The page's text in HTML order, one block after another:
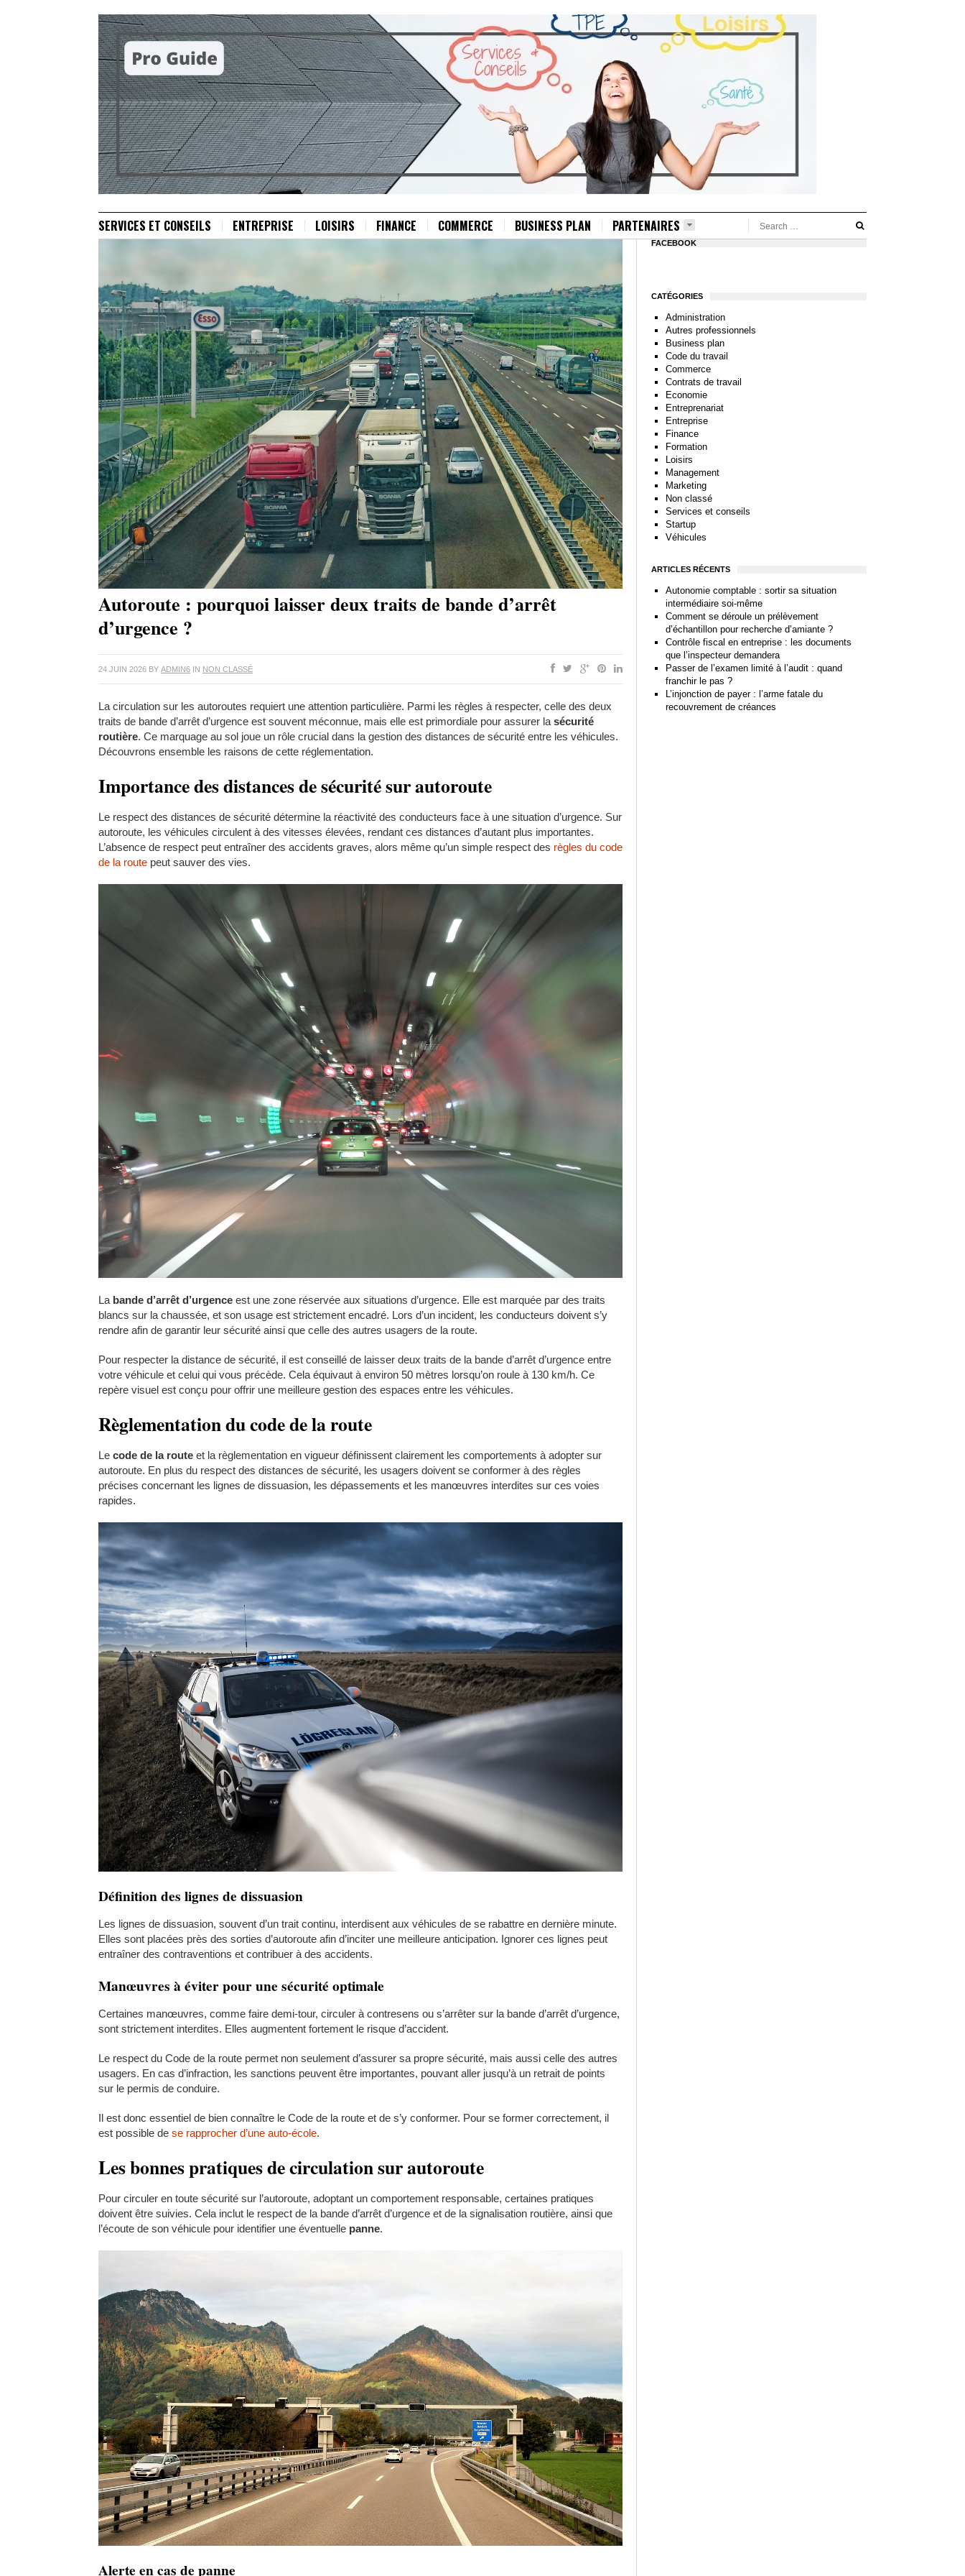
SERVICES ET CONSEILS ENTREPRISE LOISIRS FINANCE COMMERCE BUSINESS PLAN PARTENAIRES
Autoroute : pourquoi laisser deux traits de bande d’arrêt
d’urgence ?
24 JUIN 2026 BY ADMIN6 IN NON CLASSÉ
La circulation sur les autoroutes requiert une attention particulière. Parmi les règles à respecter, celle des deux
traits de bande d’arrêt d’urgence est souvent méconnue, mais elle est primordiale pour assurer lasécurité
routière. Ce marquage au sol joue un rôle crucial dans la gestion des distances de sécurité entre les véhicules.
Découvrons ensemble les raisons de cette réglementation.
Importance des distances de sécurité sur autoroute
Le respect des distances de sécurité détermine la réactivité des conducteurs face à une situation d’urgence. Sur
autoroute, les véhicules circulent à des vitesses élevées, rendant ces distances d’autant plus importantes.
L’absence de respect peut entraîner des accidents graves, alors même qu’un simple respect des règles du code
de la route peut sauver des vies.
La bande d’arrêt d’urgence est une zone réservée aux situations d’urgence. Elle est marquée par des traits
blancs sur la chaussée, et son usage est strictement encadré. Lors d’un incident, les conducteurs doivent s’y
rendre afin de garantir leur sécurité ainsi que celle des autres usagers de la route.
Pour respecter la distance de sécurité, il est conseillé de laisser deux traits de la bande d’arrêt d’urgence entre
votre véhicule et celui qui vous précède. Cela équivaut à environ 50 mètres lorsqu’on roule à 130 km/h. Ce
repère visuel est conçu pour offrir une meilleure gestion des espaces entre les véhicules.
Règlementation du code de la route
Le code de la route et la règlementation en vigueur définissent clairement les comportements à adopter sur
autoroute. En plus du respect des distances de sécurité, les usagers doivent se conformer à des règles
précises concernant les lignes de dissuasion, les dépassements et les manœuvres interdites sur ces voies
rapides.
Définition des lignes de dissuasion
Les lignes de dissuasion, souvent d’un trait continu, interdisent aux véhicules de se rabattre en dernière minute.
Elles sont placées près des sorties d’autoroute afin d’inciter une meilleure anticipation. Ignorer ces lignes peut
entraîner des contraventions et contribuer à des accidents.
Manœuvres à éviter pour une sécurité optimale
Certaines manœuvres, comme faire demi-tour, circuler à contresens ou s’arrêter sur la bande d’arrêt d’urgence,
sont strictement interdites. Elles augmentent fortement le risque d’accident.
Le respect du Code de la route permet non seulement d’assurer sa propre sécurité, mais aussi celle des autres
usagers. En cas d’infraction, les sanctions peuvent être importantes, pouvant aller jusqu’à un retrait de points
sur le permis de conduire.
Il est donc essentiel de bien connaître le Code de la route et de s’y conformer. Pour se former correctement, il
est possible de se rapprocher d’une auto-école.
Les bonnes pratiques de circulation sur autoroute
Pour circuler en toute sécurité sur l’autoroute, adoptant un comportement responsable, certaines pratiques
doivent être suivies. Cela inclut le respect de la bande d’arrêt d’urgence et de la signalisation routière, ainsi que
l’écoute de son véhicule pour identifier une éventuelle panne.
Alerte en cas de panne
FACEBOOK
CATÉGORIES
Administration
Autres professionnels
Business plan
Code du travail
Commerce
Contrats de travail
Economie
Entreprenariat
Entreprise
Finance
Formation
Loisirs
Management
Marketing
Non classé
Services et conseils
Startup
Véhicules
ARTICLES RÉCENTS
Autonomie comptable : sortir sa situation
intermédiaire soi-même
Comment se déroule un prélèvement
d’échantillon pour recherche d’amiante ?
Contrôle fiscal en entreprise : les documents
que l’inspecteur demandera
Passer de l’examen limité à l’audit : quand
franchir le pas ?
L’injonction de payer : l’arme fatale du
recouvrement de créances